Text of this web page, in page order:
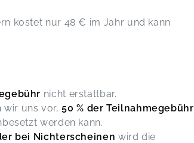
kostet nur 48 € im Jahr und kann
nicht erstattbar.
wir uns vor,50 % der Teilnahmegebühr
werden kann.
bei Nichterscheinen wird die